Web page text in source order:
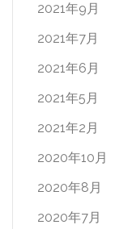
2021年9月
2021年7月
2021年6月
2021年5月
2021年2月
2020年10月
2020年8月
2020年7月